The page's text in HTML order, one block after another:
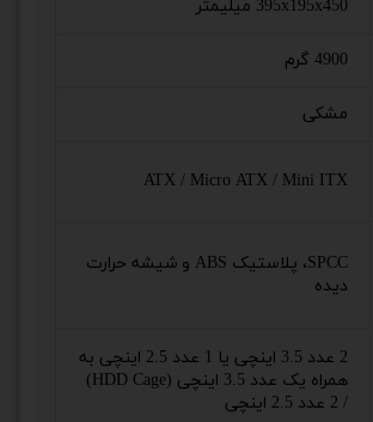
395x195x450 میلیمتر
4900 گرم
مشکی
ATX / Micro ATX / Mini ITX
SPCC، پلاستیک ABS و شیشه حرارت
دیده
2 عدد 3.5 اینچی یا 1 عدد 2.5 اینچی به
همراه یک عدد 3.5 اینچی (HDD Cage)
/ 2 عدد 2.5 اینچی